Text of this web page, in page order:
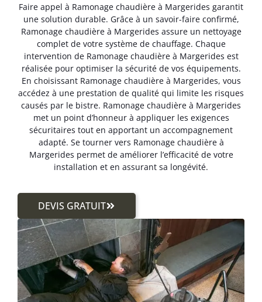
Faire appel à Ramonage chaudière à Margerides garantit
une solution durable. Grâce à un savoir-faire confirmé,
Ramonage chaudière à Margerides assure un nettoyage
complet de votre système de chauffage. Chaque
intervention de Ramonage chaudière à Margerides est
réalisée pour optimiser la sécurité de vos équipements.
En choisissant Ramonage chaudière à Margerides, vous
accédez à une prestation de qualité qui limite les risques
causés par le bistre. Ramonage chaudière à Margerides
met un point d’honneur à appliquer les exigences
sécuritaires tout en apportant un accompagnement
adapté. Se tourner vers Ramonage chaudière à
Margerides permet de améliorer l’efficacité de votre
installation et en assurant sa longévité.
DEVIS GRATUIT